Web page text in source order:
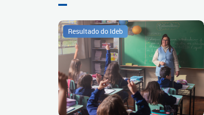
Resultado do Ideb